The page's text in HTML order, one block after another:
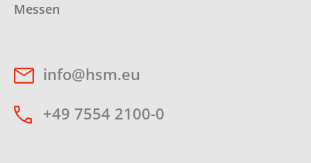
Messen
info@hsm.eu
+49 7554 2100-0